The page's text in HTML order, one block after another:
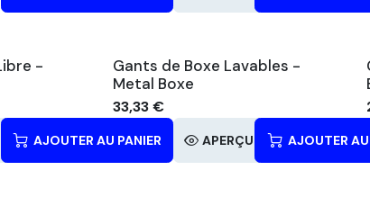
-
Produits similaires
Gants de Boxe Lavables -
Metal Boxe
33,33€
AJOUTER AU PANIER Produits
APERÇU RAPIDEAJOUTER AU